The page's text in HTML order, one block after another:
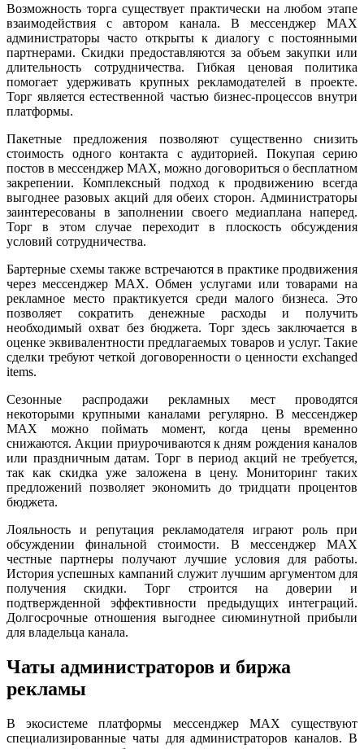
Возможность торга существует практически на любом этапе
взаимодействия с автором канала. В мессенджер MAX
администраторы часто открыты к диалогу с постоянными
партнерами. Скидки предоставляются за объем закупки или
длительность сотрудничества. Гибкая ценовая политика
помогает удерживать крупных рекламодателей в проекте.
Торг является естественной частью бизнес-процессов внутри
платформы.
Пакетные предложения позволяют существенно снизить
стоимость одного контакта с аудиторией. Покупая серию
постов в мессенджер MAX, можно договориться о бесплатном
закрепении. Комплексный подход к продвижению всегда
выгоднее разовых акций для обеих сторон. Администраторы
заинтересованы в заполнении своего медиаплана наперед.
Торг в этом случае переходит в плоскость обсуждения
условий сотрудничества.
Бартерные схемы также встречаются в практике продвижения
через мессенджер MAX. Обмен услугами или товарами на
рекламное место практикуется среди малого бизнеса. Это
позволяет сократить денежные расходы и получить
необходимый охват без бюджета. Торг здесь заключается в
оценке эквивалентности предлагаемых товаров и услуг. Такие
сделки требуют четкой договоренности о ценности exchanged
items.
Сезонные распродажи рекламных мест проводятся
некоторыми крупными каналами регулярно. В мессенджер
MAX можно поймать момент, когда цены временно
снижаются. Акции приурочиваются к дням рождения каналов
или праздничным датам. Торг в период акций не требуется,
так как скидка уже заложена в цену. Мониторинг таких
предложений позволяет экономить до тридцати процентов
бюджета.
Лояльность и репутация рекламодателя играют роль при
обсуждении финальной стоимости. В мессенджер MAX
честные партнеры получают лучшие условия для работы.
История успешных кампаний служит лучшим аргументом для
получения скидки. Торг строится на доверии и
подтвержденной эффективности предыдущих интеграций.
Долгосрочные отношения выгоднее сиюминутной прибыли
для владельца канала.
Чаты администраторов и биржа
рекламы
В экосистеме платформы мессенджер MAX существуют
специализированные чаты для администраторов каналов. В